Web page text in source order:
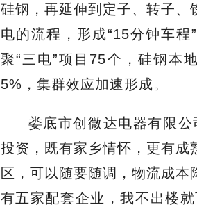
硅钢， 再延伸到定子、转子、
电的流程，形成“15分钟车程
聚“三电”项目75个，硅钢本
5%，集群效应加速形成。
娄底市创微达电器有限公
投资，既有家乡情怀，更有成
区，可以随要随调， 物流成本
有五家配套企业，我不出楼